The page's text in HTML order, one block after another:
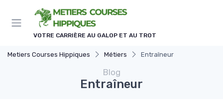
VOTRE CARRIÈRE AU GALOP ET AU TROT
Metiers Courses Hippiques Métiers Entraîneur
Blog
Entraîneur
Panneau de gestion des cookies